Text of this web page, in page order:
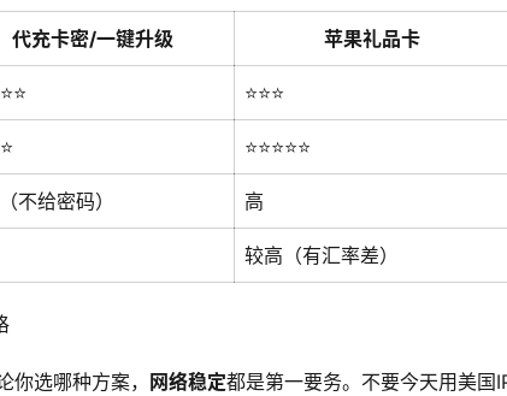
代充卡密/一键升级 苹果礼品卡
⭐⭐⭐
⭐⭐⭐⭐⭐
不给密码） 高
较高（有汇率差）
你选哪种方案， 网络稳定都是第一要务。不要今天用美国